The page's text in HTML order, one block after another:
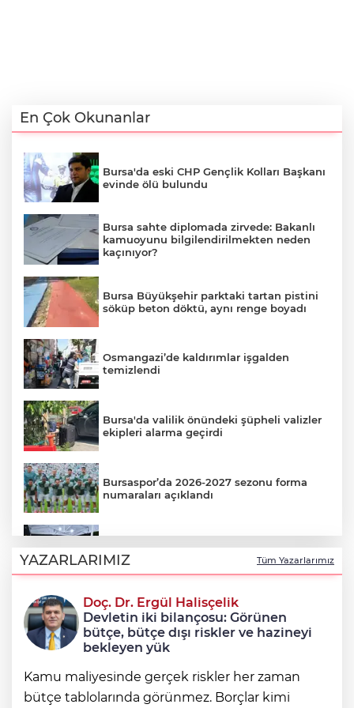
En Çok Okunanlar
Bursa'da eski CHP Gençlik Kolları Başkanı
evinde ölü bulundu
Bursa sahte diplomada zirvede: Bakanlı
kamuoyunu bilgilendirilmekten neden
kaçınıyor?
Bursa Büyükşehir parktaki tartan pistini
söküp beton döktü, aynı renge boyadı
Osmangazi’de kaldırımlar işgalden
temizlendi
Bursa'da valilik önündeki şüpheli valizler
ekipleri alarma geçirdi
Bursaspor’da 2026-2027 sezonu forma
numaraları açıklandı
Şadi Özdemir, Esentepeliler’i dinledi
Nilüfer’de kaldırımlar temizlendi
YAZARLARIMIZ Tüm Yazarlarımız
Doç. Dr. Ergül Halisçelik
Devletin iki bilançosu: Görünen
bütçe, bütçe dışı riskler ve hazineyi
bekleyen yük
Kamu maliyesinde gerçek riskler her zaman
bütçe tablolarında görünmez. Borçlar kimi